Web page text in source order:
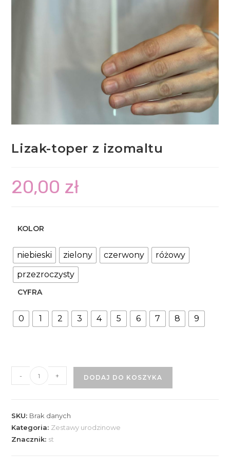
Lizak-toper z izomaltu
20,00 zł
KOLOR
niebieski zielony czerwony
różowy
przezroczysty
CYFRA
0 1 2 3 4 5 6 7 8 9
Lizak-
izomaltu
- + DODAJ DO KOSZYKA
SKU: Brak danych
Kategoria: Zestawy urodzinowe
Znacznik: st